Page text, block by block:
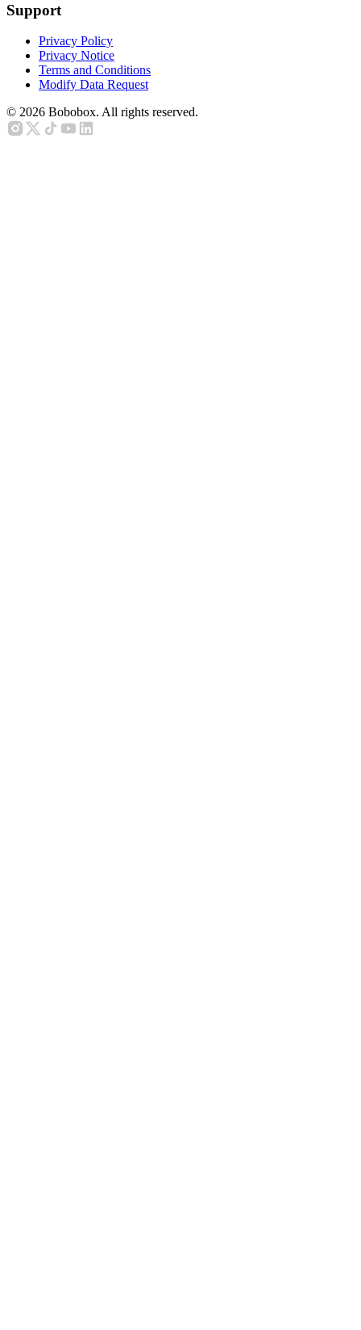
Support
Privacy Policy
Privacy Notice
Terms and Conditions
Modify Data Request
© 2026 Bobobox. All rights reserved.